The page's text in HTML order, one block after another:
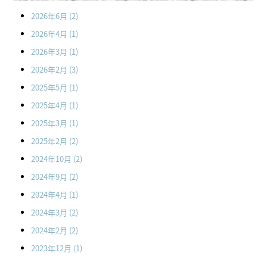
2026年6月 (2)
2026年4月 (1)
2026年3月 (1)
2026年2月 (3)
2025年5月 (1)
2025年4月 (1)
2025年3月 (1)
2025年2月 (2)
2024年10月 (2)
2024年9月 (2)
2024年4月 (1)
2024年3月 (2)
2024年2月 (2)
2023年12月 (1)